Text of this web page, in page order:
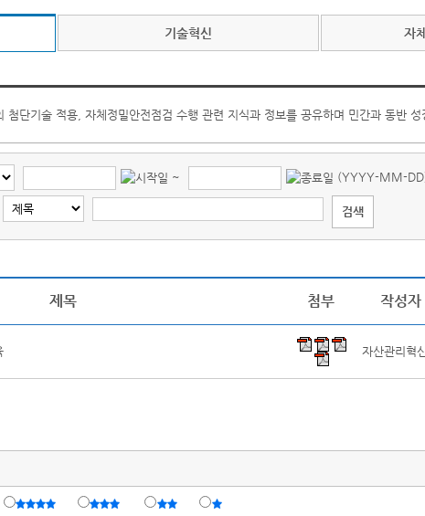
기술혁신 자
첨단기술 적용, 자체정밀안전점검 수행 관련 지식과 정보를 공유하며 민간과 동반 성
~ (YYYY-MM-
제목 첨부 작성자
자산관리혁